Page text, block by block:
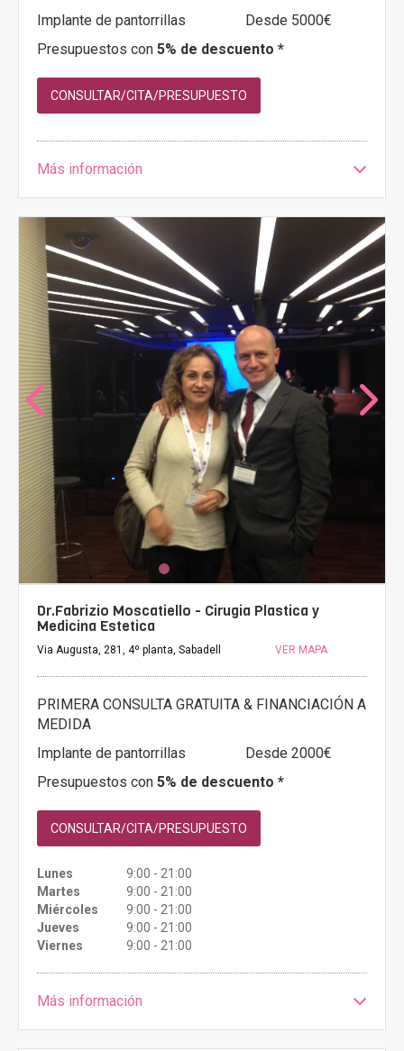
Implante de pantorrillas
Desde 5000€
Presupuestos con 5% de descuento *
CONSULTAR/CITA/PRESUPUESTO
Más información
Dr.Fabrizio Moscatiello - Cirugia Plastica y
Medicina Estetica
Via Augusta, 281, 4º planta, Sabadell VER MAPA
PRIMERA CONSULTA GRATUITA & FINANCIACIÓN A
MEDIDA
Implante de pantorrillas
Desde 2000€
Presupuestos con 5% de descuento *
CONSULTAR/CITA/PRESUPUESTO
Lunes
9:00 - 21:00
Martes
9:00 - 21:00
Miércoles
9:00 - 21:00
Jueves
9:00 - 21:00
Viernes
9:00 - 21:00
Más información